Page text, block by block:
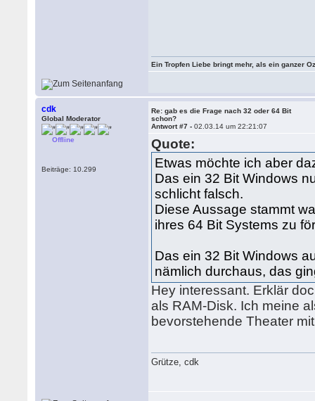
Ein Tropfen Liebe bringt mehr, als ein ganzer
cdk
Global Moderator
Offline
Beiträge: 10.299
Re: gab es die Frage nach 32 oder 64 Bit
schon?
Antwort #7 -02.03.14 um 22:21:07
Quote:
Etwas möchte ich aber
Das ein 32 Bit Windows
schlicht falsch.
Diese Aussage stammt
ihres 64 Bit Systems zu
Das ein 32 Bit Windows
nämlich durchaus, das
Hey interessant. Erklär
als RAM-Disk. Ich meine
bevorstehende Theater
Grütze, cdk